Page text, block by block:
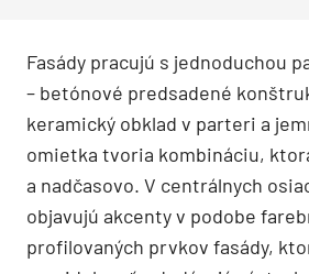
Fasády pracujú s jednoduchou
– betónové predsadené
keramický obklad v parteri a
omietka tvoria kombináciu,
a nadčasovo. V centrálnych
objavujú akcenty v podobe
profilovaných prvkov fasády,